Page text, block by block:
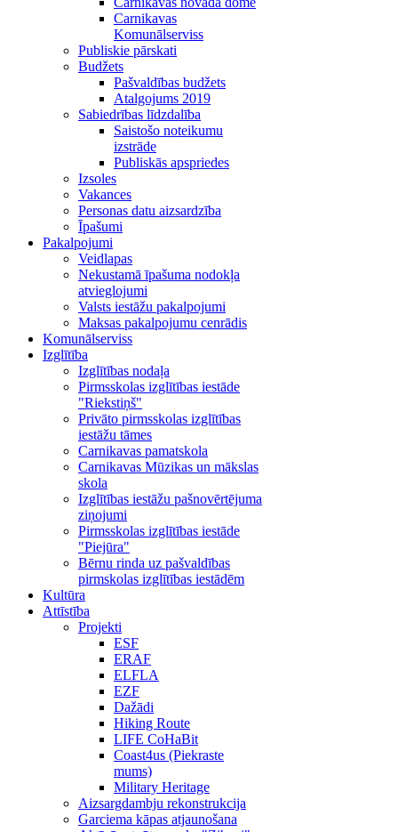
Carnikavas
Komunālserviss
Publiskie pārskati
Budžets
Pašvaldības budžets
Atalgojums 2019
Sabiedrības līdzdalība
Saistošo noteikumu
izstrāde
Publiskās apspriedes
Izsoles
Vakances
Personas datu aizsardzība
Īpašumi
Pakalpojumi
Veidlapas
Nekustamā īpašuma nodokļa
atvieglojumi
Valsts iestāžu pakalpojumi
Maksas pakalpojumu cenrādis
Komunālserviss
Izglītība
Izglītības nodaļa
Pirmsskolas izglītības iestāde
"Riekstiņš"
Privāto pirmsskolas izglītības
iestāžu tāmes
Carnikavas pamatskola
Carnikavas Mūzikas un mākslas
skola
Izglītības iestāžu pašnovērtējuma
ziņojumi
Pirmsskolas izglītības iestāde
"Piejūra"
Bērnu rinda uz pašvaldības
pirmskolas izglītības iestādēm
Kultūra
Attīstība
Projekti
ESF
ERAF
ELFLA
EZF
Dažādi
Hiking Route
LIFE CoHaBit
Coast4us (Piekraste
mums)
Military Heritage
Aizsargdambju rekonstrukcija
Garciema kāpas atjaunošana